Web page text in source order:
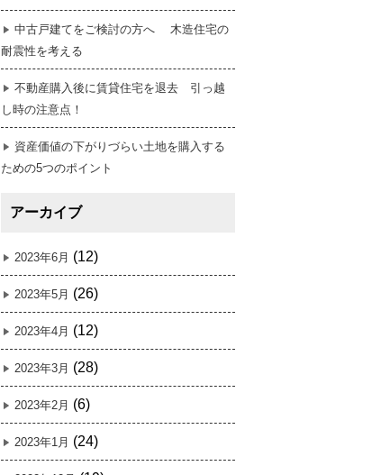
中古戸建てをご検討の方へ 木造住宅の
耐震性を考える
不動産購入後に賃貸住宅を退去 引っ越
し時の注意点！
資産価値の下がりづらい土地を購入する
ための5つのポイント
アーカイブ
2023年6月 (12)
2023年5月 (26)
2023年4月 (12)
2023年3月 (28)
2023年2月 (6)
2023年1月 (24)